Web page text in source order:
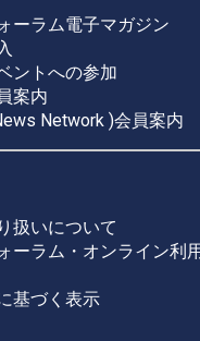
ーラム電子マガジン
ントへの参加
案内
Network )会員案内
扱いについて
ーラム・オンライン利
基づく表示